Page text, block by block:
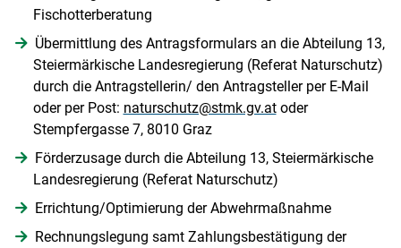
Fischotterberatung
Übermittlung des Antragsformulars an die Abteilung 13,
Steiermärkische Landesregierung (Referat Naturschutz)
durch die Antragstellerin/ den Antragsteller per E-Mail
oder per Post: naturschutz@stmk.gv.atoder
Stempfergasse 7, 8010 Graz
Förderzusage durch die Abteilung 13, Steiermärkische
Landesregierung (Referat Naturschutz)
Errichtung/Optimierung der Abwehrmaßnahme
Rechnungslegung samt Zahlungsbestätigung der